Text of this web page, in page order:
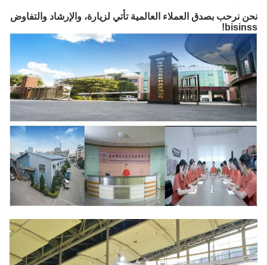
نحن نرحب بصدق العملاء العالمية تأتي لزيارة، والإرشاد والتفاوض
bisinss!